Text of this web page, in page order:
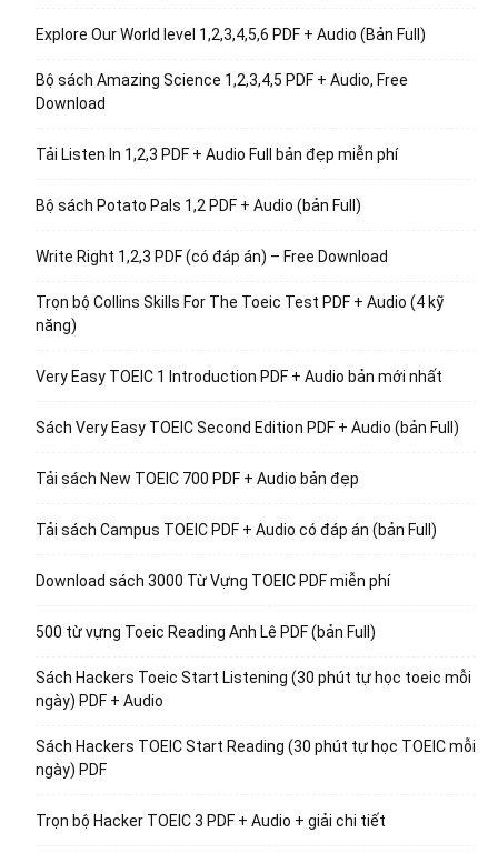
Explore Our World level 1,2,3,4,5,6 PDF + Audio (Bản Full)
Bộ sách Amazing Science 1,2,3,4,5 PDF + Audio, Free
Download
Tải Listen In 1,2,3 PDF + Audio Full bản đẹp miễn phí
Bộ sách Potato Pals 1,2 PDF + Audio (bản Full)
Write Right 1,2,3 PDF (có đáp án) – Free Download
Trọn bộ Collins Skills For The Toeic Test PDF + Audio (4 kỹ
năng)
Very Easy TOEIC 1 Introduction PDF + Audio bản mới nhất
Sách Very Easy TOEIC Second Edition PDF + Audio (bản Full)
Tải sách New TOEIC 700 PDF + Audio bản đẹp
Tải sách Campus TOEIC PDF + Audio có đáp án (bản Full)
Download sách 3000 Từ Vựng TOEIC PDF miễn phí
500 từ vựng Toeic Reading Anh Lê PDF (bản Full)
Sách Hackers Toeic Start Listening (30 phút tự học toeic mỗi
ngày) PDF + Audio
Sách Hackers TOEIC Start Reading (30 phút tự học TOEIC mỗi
ngày) PDF
Trọn bộ Hacker TOEIC 3 PDF + Audio + giải chi tiết